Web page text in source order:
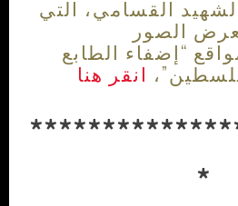
القسامي، التي
الصور
“إضفاء الطابع
انقر هنا
*